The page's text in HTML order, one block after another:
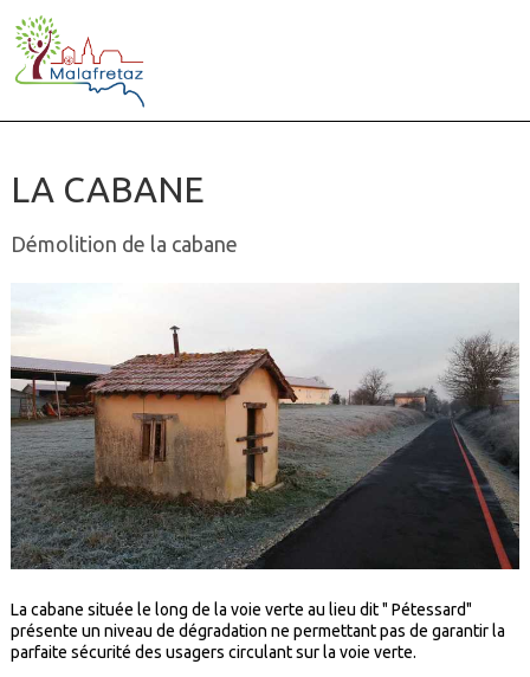
LA CABANE
Démolition de la cabane
La cabane située le long de la voie verte au lieu dit " Pétessard"
présente un niveau de dégradation ne permettant pas de garantir la
parfaite sécurité des usagers circulant sur la voie verte.